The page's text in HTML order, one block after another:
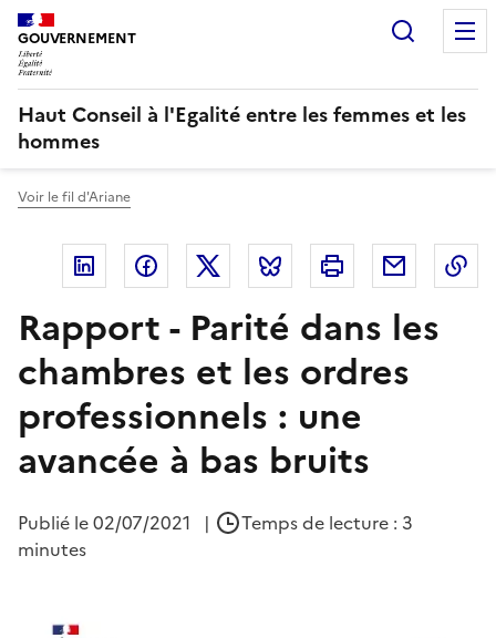
Panneau de gestion des cookies
GOUVERNEMENT
Haut Conseil à l'Egalité entre les femmes et les
hommes
Voir le fil d'Ariane
Linkedin FacebookTwitter Bluesky Imprimer Courriel
Rapport - Parité dans les
chambres et les ordres
professionnels : une
avancée à bas bruits
Publié le02/07/2021 |
Temps de lecture : 3
minutes